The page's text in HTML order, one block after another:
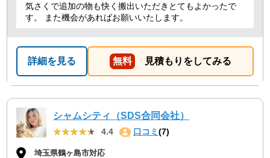
気さくで追加の物も快く搬出いただきとてもよかったで
す。 また機会があればお願いいたします。
詳細を見る 無料 見積もりをしてみる
シャムシティ（SDS合同会社）
★★★★★
★★★★★ 4.4 口コミ (7)
埼玉県鶴ヶ島市対応